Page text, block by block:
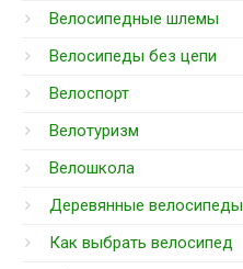
Велосипедные шлемы
Велосипеды без цепи
Велоспорт
Велотуризм
Велошкола
Деревянные велосипеды
Как выбрать велосипед